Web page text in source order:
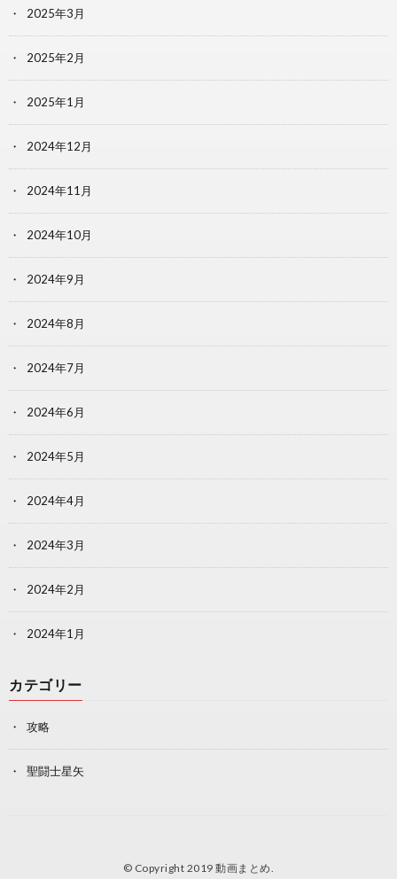
2025年3月
2025年2月
2025年1月
2024年12月
2024年11月
2024年10月
2024年9月
2024年8月
2024年7月
2024年6月
2024年5月
2024年4月
2024年3月
2024年2月
2024年1月
カテゴリー
攻略
聖闘士星矢
© Copyright 2019動画まとめ.